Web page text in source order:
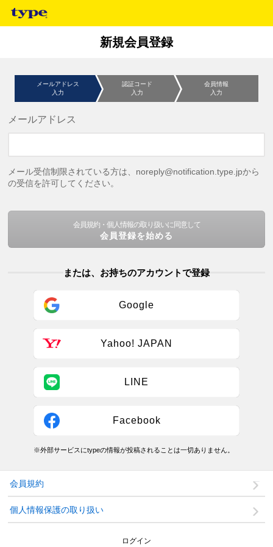
新規会員登録
メールアドレス
入力
認証コード
入力
会員情報
入力
メールアドレス
メール受信制限されている方は、noreply@notification.type.jpから
の受信を許可してください。
会員規約・個人情報の取り扱いに同意して
会員登録を始める
または、お持ちのアカウントで登録
Google
Yahoo! JAPAN
LINE
Facebook
※外部サービスにtypeの情報が投稿されることは一切ありません。
会員規約
個人情報保護の取り扱い
ログイン